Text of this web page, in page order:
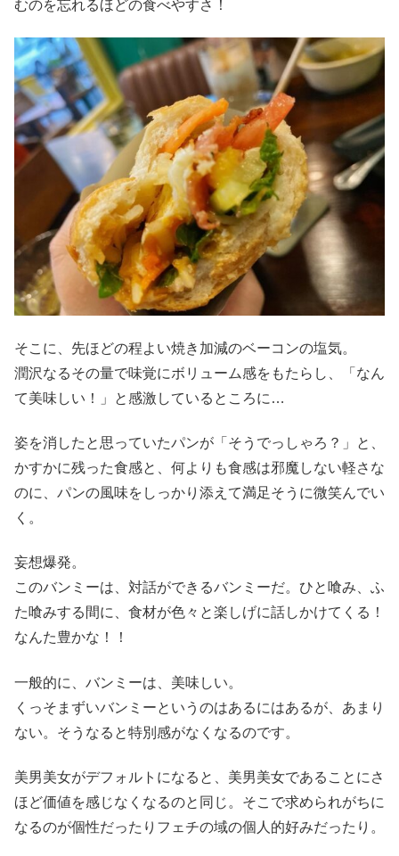
むのを忘れるほどの食べやすさ！
そこに、先ほどの程よい焼き加減のベーコンの塩気。
潤沢なるその量で味覚にボリューム感をもたらし、「なん
て美味しい！」と感激しているところに…
姿を消したと思っていたパンが「そうでっしゃろ？」と、
かすかに残った食感と、何よりも食感は邪魔しない軽さな
のに、パンの風味をしっかり添えて満足そうに微笑んでい
く。
妄想爆発。
このバンミーは、対話ができるバンミーだ。ひと喰み、ふ
た喰みする間に、食材が色々と楽しげに話しかけてくる！
なんた豊かな！！
一般的に、バンミーは、美味しい。
くっそまずいバンミーというのはあるにはあるが、あまり
ない。そうなると特別感がなくなるのです。
美男美女がデフォルトになると、美男美女であることにさ
ほど価値を感じなくなるのと同じ。そこで求められがちに
なるのが個性だったりフェチの域の個人的好みだったり。